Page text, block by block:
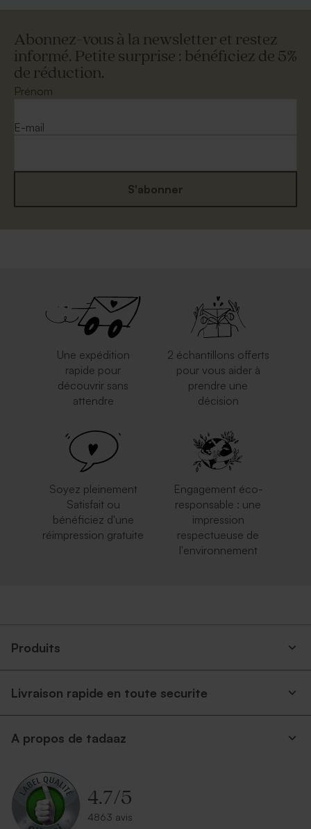
Magnifique enveloppe dorée
Abonnez-vous à la newsletter et restez
informé. Petite surprise : bénéficiez de 5%
de réduction.
Prénom
E-mail
S'abonner
Une expédition
rapide pour
découvrir sans
attendre
2 échantillons offerts
pour vous aider à
prendre une
décision
Soyez pleinement
Satisfait ou
bénéficiez d'une
réimpression gratuite
Engagement éco-
responsable : une
impression
respectueuse de
l'environnement
Produits
Livraison rapide en toute securite
A propos de tadaaz
4.7/5
4863 avis